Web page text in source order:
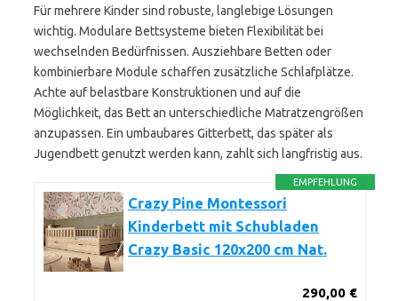
Für mehrere Kinder sind robuste, langlebige Lösungen
wichtig. Modulare Bettsysteme bieten Flexibilität bei
wechselnden Bedürfnissen. Ausziehbare Betten oder
kombinierbare Module schaffen zusätzliche Schlafplätze.
Achte auf belastbare Konstruktionen und auf die
Möglichkeit, das Bett an unterschiedliche Matratzengrößen
anzupassen. Ein umbaubares Gitterbett, das später als
Jugendbett genutzt werden kann, zahlt sich langfristig aus.
EMPFEHLUNG
Crazy Pine Montessori
Kinderbett mit Schubladen
Crazy Basic 120x200 cm Nat.
290,00 €